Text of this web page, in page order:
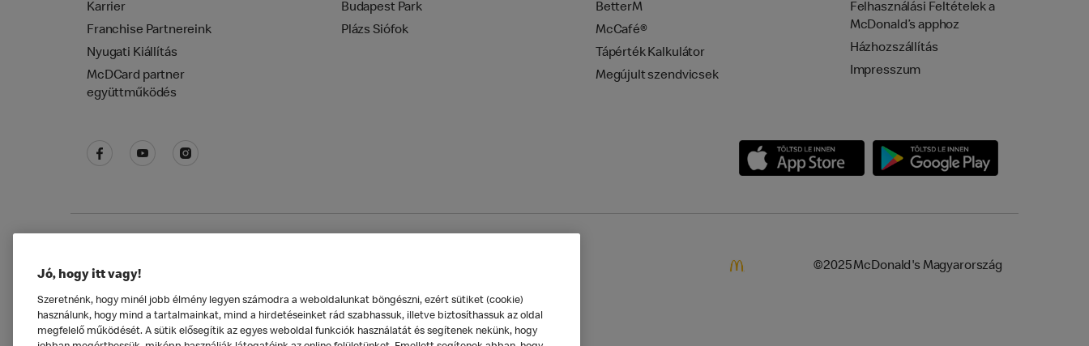
Karrier
Franchise Partnereink
Nyugati Kiállítás
McDCard partner
együttműködés
Budapest Park
Plázs Siófok
BetterM
McCafé®
Tápérték Kalkulátor
Megújult szendvicsek
Felhasználási Feltételek a
McDonald’s apphoz
Házhozszállítás
Impresszum
Adatkezelési tájékoztató ©2025 McDonald's Magyarország
Jó, hogy itt vagy!
Szeretnénk, hogy minél jobb élmény legyen számodra a weboldalunkat böngészni, ezért sütiket (cookie)
használunk, hogy mind a tartalmainkat, mind a hirdetéseinket rád szabhassuk, illetve biztosíthassuk az oldal
megfelelő működését. A sütik elősegítik az egyes weboldal funkciók használatát és segítenek nekünk, hogy